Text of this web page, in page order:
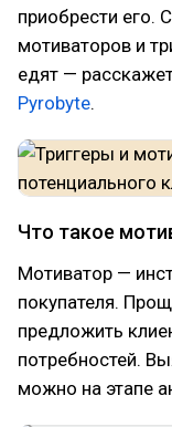
приобрести
мотиваторов и
едят —
Pyrobyte.
Что такое
Мотиватор —
покупателя.
предложить
потребностей.
можно на этапе